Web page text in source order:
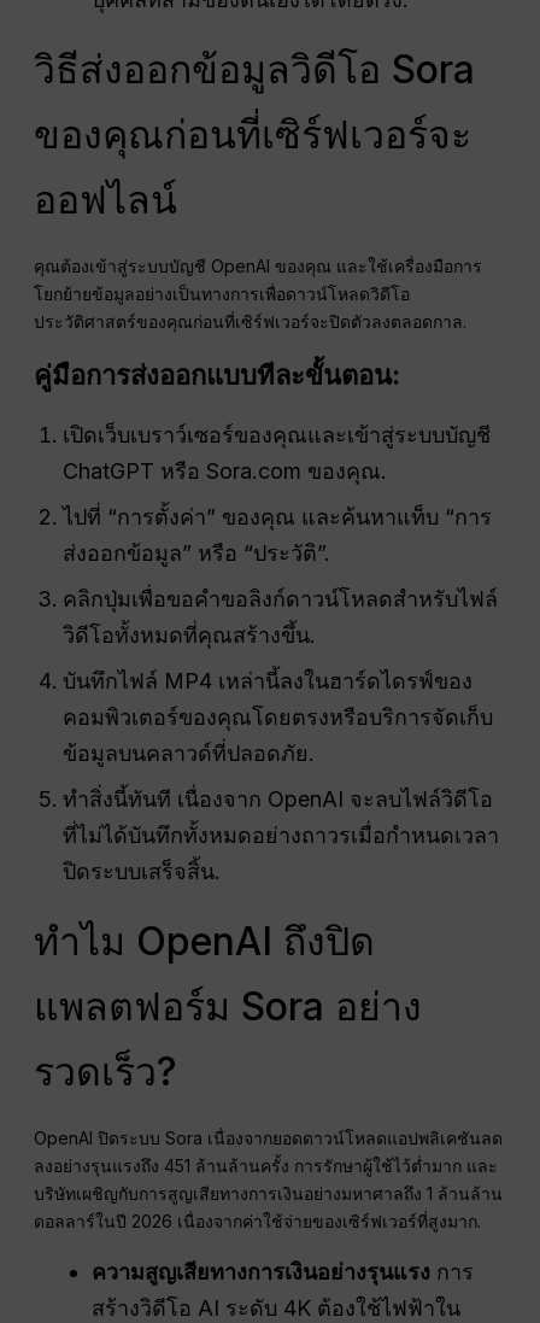
วิธีส่งออกข้อมูลวิดีโอ Sora
ของคุณก่อนที่เซิร์ฟเวอร์จะ
ออฟไลน์
คุณต้องเข้าสู่ระบบบัญชี OpenAI ของคุณ และใช้เครื่องมือการ
โยกย้ายข้อมูลอย่างเป็นทางการเพื่อดาวน์โหลดวิดีโอ
ประวัติศาสตร์ของคุณก่อนที่เซิร์ฟเวอร์จะปิดตัวลงตลอดกาล.
คู่มือการส่งออกแบบทีละขั้นตอน:
เปิดเว็บเบราว์เซอร์ของคุณและเข้าสู่ระบบบัญชี
ChatGPT หรือ Sora.com ของคุณ.
ไปที่ “การตั้งค่า” ของคุณ และค้นหาแท็บ “การ
ส่งออกข้อมูล” หรือ “ประวัติ”.
คลิกปุ่มเพื่อขอคำขอลิงก์ดาวน์โหลดสำหรับไฟล์
วิดีโอทั้งหมดที่คุณสร้างขึ้น.
บันทึกไฟล์ MP4 เหล่านี้ลงในฮาร์ดไดรฟ์ของ
คอมพิวเตอร์ของคุณโดยตรงหรือบริการจัดเก็บ
ข้อมูลบนคลาวด์ที่ปลอดภัย.
ทำสิ่งนี้ทันที เนื่องจาก OpenAI จะลบไฟล์วิดีโอ
ที่ไม่ได้บันทึกทั้งหมดอย่างถาวรเมื่อกำหนดเวลา
ปิดระบบเสร็จสิ้น.
ทำไม OpenAI ถึงปิด
แพลตฟอร์ม Sora อย่าง
รวดเร็ว?
OpenAI ปิดระบบ Sora เนื่องจากยอดดาวน์โหลดแอปพลิเคชันลด
ลงอย่างรุนแรงถึง 451 ล้านล้านครั้ง การรักษาผู้ใช้ไว้ต่ำมาก และ
บริษัทเผชิญกับการสูญเสียทางการเงินอย่างมหาศาลถึง 1 ล้านล้าน
ดอลลาร์ในปี 2026 เนื่องจากค่าใช้จ่ายของเซิร์ฟเวอร์ที่สูงมาก.
ความสูญเสียทางการเงินอย่างรุนแรง การ
สร้างวิดีโอ AI ระดับ 4K ต้องใช้ไฟฟ้าใน